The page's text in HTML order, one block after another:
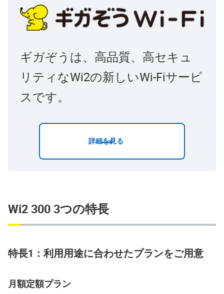
ギガぞうは、高品質、高セキュ
リティなWi2の新しいWi-Fiサービ
スです。
詳細を見る
Wi2 300 3つの特長
特長1：利用用途に合わせたプランをご用意
月額定額プラン